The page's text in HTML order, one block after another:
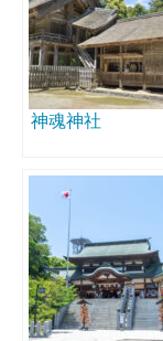
神魂神社